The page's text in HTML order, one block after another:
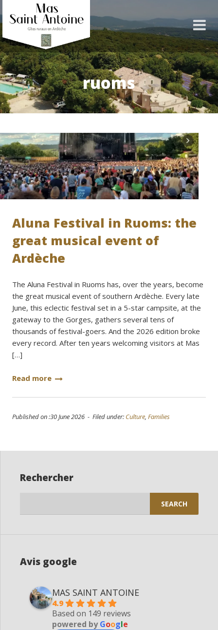
ruoms
Aluna Festival in Ruoms: the
great musical event of
Ardèche
The Aluna Festival in Ruoms has, over the years, become
the great musical event of southern Ardèche. Every late
June, this eclectic festival set in a 5-star campsite, at the
gateway to the Gorges, gathers several tens of
thousands of festival-goers. And the 2026 edition broke
every record. After ten years welcoming visitors at Mas
[…]
Read more
Published on :30 June 2026 - Filed under: Culture, Families
Rechercher
Avis google
MAS SAINT ANTOINE
4.9
Based on 149 reviews
powered byGoogle